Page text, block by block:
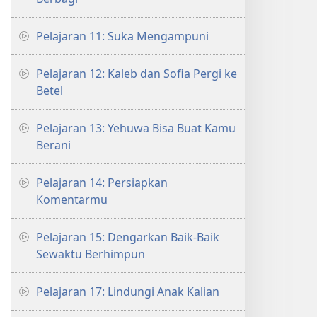
Pelajaran 11: Suka Mengampuni
Pelajaran 12: Kaleb dan Sofia Pergi ke
Betel
Pelajaran 13: Yehuwa Bisa Buat Kamu
Berani
Pelajaran 14: Persiapkan
Komentarmu
Pelajaran 15: Dengarkan Baik-Baik
Sewaktu Berhimpun
Pelajaran 17: Lindungi Anak Kalian